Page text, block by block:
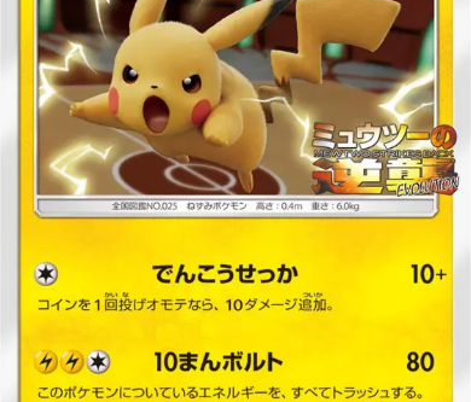
【M】拡張パック
【M】ハイクラスパックなど
【M】構築デッキ
【M】プロモ
【SV】強化拡張パック